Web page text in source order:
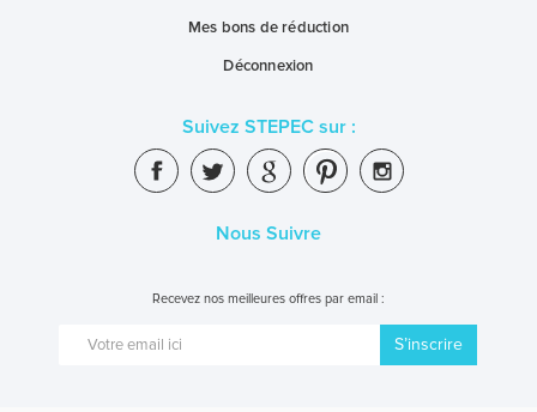
Mes bons de réduction
Déconnexion
Suivez STEPEC sur :
Nous Suivre
Recevez nos meilleures offres par email :
S’inscrire